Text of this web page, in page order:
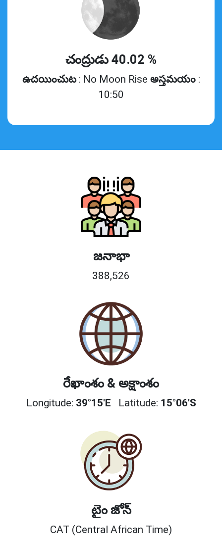
చంద్రుడు 40.02 %
ఉదయించుట : No Moon Rise అస్తమయం :
10:50
జనాభా
388,526
రేఖాంశం & అక్షాంశం
Longitude: 39°15'E Latitude: 15°06'S
టైం జోన్
CAT (Central African Time)